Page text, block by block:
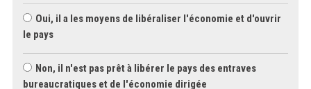
Oui, il a les moyens de libéraliser l'économie et d'ouvrir
le pays
Non, il n'est pas prêt à libérer le pays des entraves
bureaucratiques et de l'économie dirigée